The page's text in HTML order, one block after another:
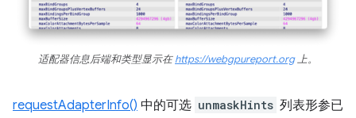
适配器信息后端和类型显示在https://webgpureport.org上。
requestAdapterInfo() 中的可选 unmaskHints 列表形参已